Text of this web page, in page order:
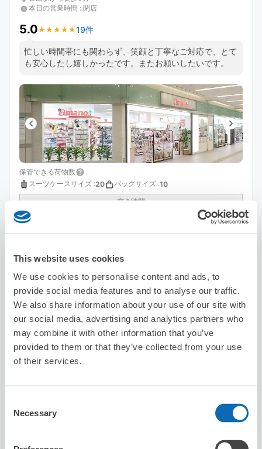
This website uses cookies
We use cookies to personalise content and ads, to
provide social media features and to analyse our traffic.
We also share information about your use of our site with
our social media, advertising and analytics partners who
may combine it with other information that you’ve
provided to them or that they’ve collected from your use
of their services.
Selection
Necessary
本日の営業時間 : 閉店
5.0★ ★ ★ ★ ★
★ ★ ★ ★ ★19件
忙しい時間帯にも関わらず、笑顔と丁寧なご対応で、とて
も安心したし嬉しかったです。またお願いしたいです。
保管できる荷物数
スーツケースサイズ :20 バッグサイズ :10
空き時間
8/7 8/12水 8/13木
この店舗を予約する
ミニストップ名古屋駅西店
名古屋駅から徒歩2分
本日の営業時間 : 00:00〜00:00
5.0 ★★